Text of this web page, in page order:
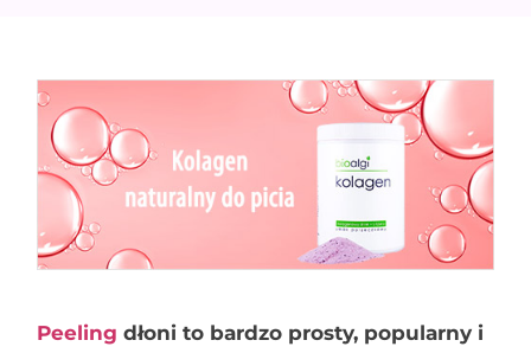
Peeling dłoni to bardzo prosty, popularny i